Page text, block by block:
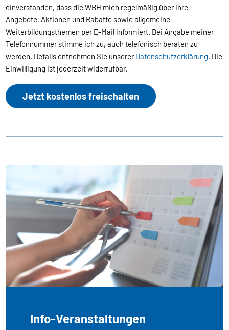
einverstanden, dass die WBH mich regelmäßig über ihre
Angebote, Aktionen und Rabatte sowie allgemeine
Weiterbildungsthemen per E-Mail informiert. Bei Angabe meiner
Telefonnummer stimme ich zu, auch telefonisch beraten zu
werden. Details entnehmen Sie unsererDatenschutzerklärung. Die
Einwilligung ist jederzeit widerrufbar.
Jetzt kostenlos freischalten
Info-Veranstaltungen